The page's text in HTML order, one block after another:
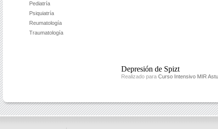
Pediatría
Psiquiatría
Reumatología
Traumatología
Depresión de Spizt
Realizado para Curso Intensivo MIR